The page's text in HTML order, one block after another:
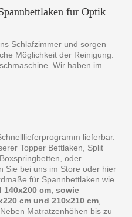
für Optik
Schlafzimmer und sorgen
Möglichkeit der Reinigung.
Wir haben im
lieferbar.
Topper Bettlaken, Split
oder
Sie bei uns im Store oder hier
für Spannbettlaken wie
140x200 cm, sowie
cm und 210x210 cm
Matratzenhöhen bis zu